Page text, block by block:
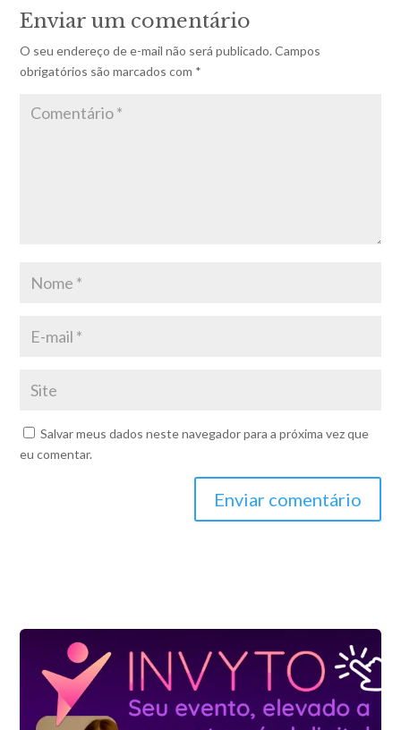
Enviar um comentário
O seu endereço de e-mail não será publicado. Campos
obrigatórios são marcados com *
Salvar meus dados neste navegador para a próxima vez que
eu comentar.
Enviar comentário